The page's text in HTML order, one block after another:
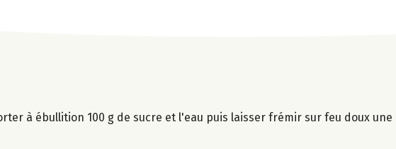
à ébullition 100 g de sucre et l'eau puis laisser frémir sur feu doux